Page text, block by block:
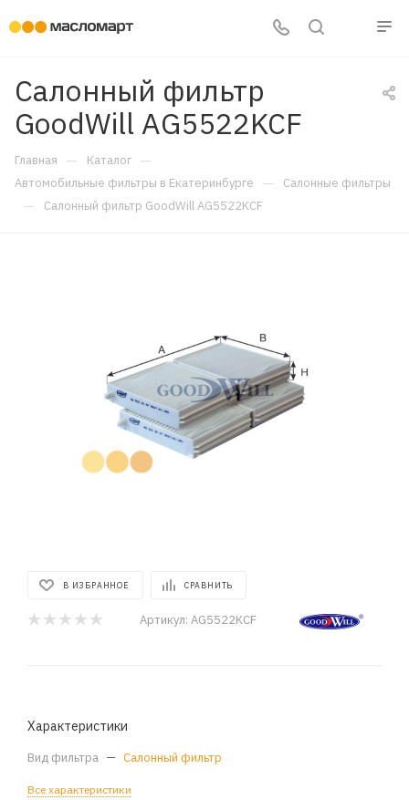
Салонный фильтр
GoodWill AG5522KCF
Главная — Каталог —
Автомобильные фильтры в Екатеринбурге — Салонные фильтры
— Салонный фильтр GoodWill AG5522KCF
В ИЗБРАННОЕ СРАВНИТЬ
Артикул: AG5522KCF
Характеристики
Вид фильтра — Салонный фильтр
Все характеристики